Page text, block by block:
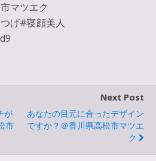
マツエク
げ#寝顔美人
が
市
Next Post
あなたの目元に合ったデザイン
ですか？＠香川県高松市マツエ
ク